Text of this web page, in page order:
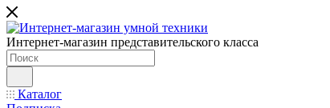
Интернет-магазин представительского класса
Каталог